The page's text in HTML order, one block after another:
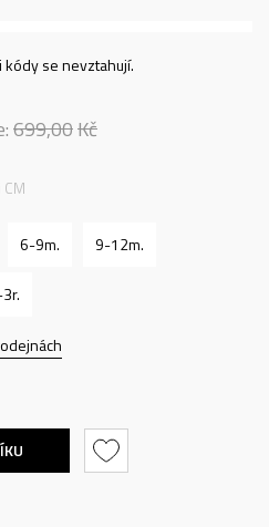
kódy se nevztahují.
699,00Kč
6-9m. 9-12m.